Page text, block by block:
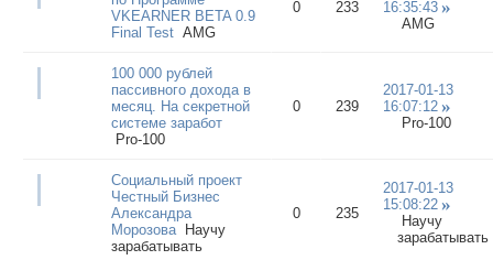
VKEARNER BETA 0.9
Final Test AMG
0 233
16:35:43
AMG
100 000 рублей
пассивного дохода в
месяц. На секретной
системе заработ
Pro-100
0 239
2017-01-13
16:07:12
Pro-100
Социальный проект
Честный Бизнес
Александра
Морозова
Научу
зарабатывать
0 235
2017-01-13
15:08:22
Научу
зарабатывать